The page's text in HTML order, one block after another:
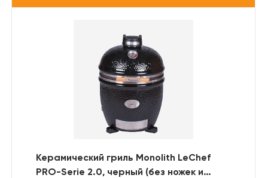
Керамический гриль Monolith LeChef
PRO-Serie 2.0, черный (без ножек и